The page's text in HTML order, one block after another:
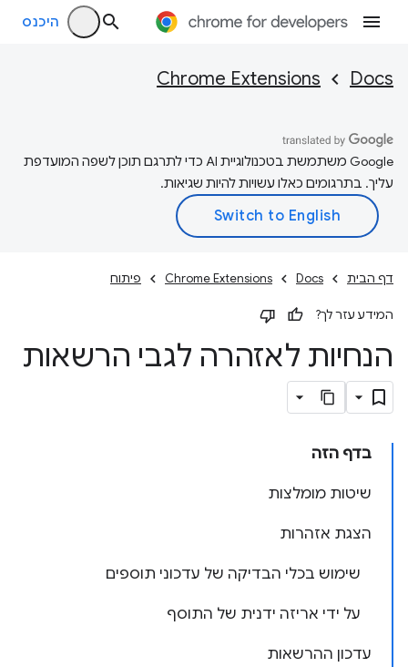
היכנס
Docs
Chrome Extensions
‫Google משתמשת בטכנולוגיית AI כדי לתרגם תוכן לשפה המועדפת
עליך. בתרגומים כאלו עשויות להיות שגיאות.
דף הבית Docs
Chrome Extensions פיתוח
המידע עזר לך?
הנחיות לאזהרה לגבי הרשאות
בדף הזה
שיטות מומלצות
הצגת אזהרות
שימוש בכלי הבדיקה של עדכוני תוספים
על ידי אריזה ידנית של התוסף
עדכון ההרשאות